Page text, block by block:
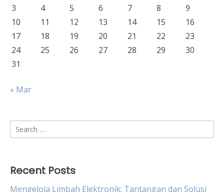
3
4 5 6 7 8
9
10
11 12 13 14 15
16
17
18 19 20 21 22
23
24
25 26 27 28 29
30
31
« Mar
Search
for:
Recent Posts
Mengelola Limbah Elektronik: Tantangan dan Solusi